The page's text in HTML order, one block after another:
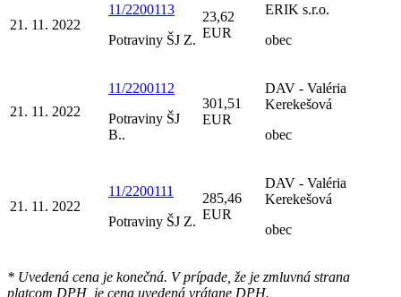
21. 11. 2022
11/2200113
Potraviny ŠJ Z.
23,62
EUR
ERIK s.r.o.
obec
21. 11. 2022
11/2200112
Potraviny ŠJ
B..
301,51
EUR
DAV - Valéria
Kerekešová
obec
21. 11. 2022
11/2200111
Potraviny ŠJ Z.
285,46
EUR
DAV - Valéria
Kerekešová
obec
* Uvedená cena je konečná. V prípade, že je zmluvná strana
platcom DPH, je cena uvedená vrátane DPH.